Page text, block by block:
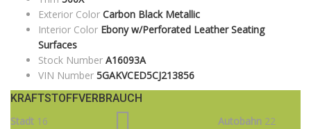
Exterior Color Carbon Black Metallic
Interior Color Ebony w/Perforated Leather Seating
Surfaces
Stock Number A16093A
VIN Number 5GAKVCED5CJ213856
KRAFTSTOFFVERBRAUCH
Stadt 16 Autobahn 22